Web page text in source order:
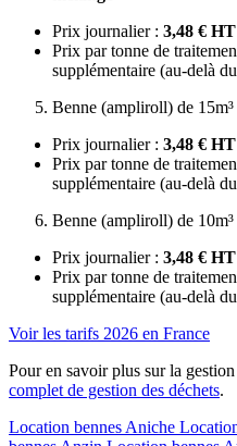
Prix journalier : 3,48 € HT
Prix par tonne de
supplémentaire (au-delà
Benne (ampliroll) de
Prix journalier : 3,48 € HT
Prix par tonne de
supplémentaire (au-delà
Benne (ampliroll) de
Prix journalier : 3,48 € HT
Prix par tonne de
supplémentaire (au-delà
Voir les tarifs 2026 en France
Pour en savoir plus sur la
complet de gestion des déchets.
Location bennes Aniche